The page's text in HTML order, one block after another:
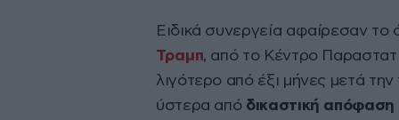
Ειδικά συνεργεία αφαίρεσαν
Τραμπ, από το Κέντρο
λιγότερο από έξι μήνες μετά
ύστερα από δικαστική απόφαση